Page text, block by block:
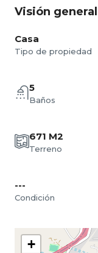
Visión general
Casa
Tipo de propiedad
5
Baños
671 M2
Terreno
---
Condición
+